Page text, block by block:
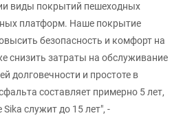
виды покрытий пешеходных
платформ. Наше покрытие
безопасность и комфорт на
снизить затраты на обслуживание
долговечности и простоте в
составляет примерно 5 лет,
служит до 15 лет", -